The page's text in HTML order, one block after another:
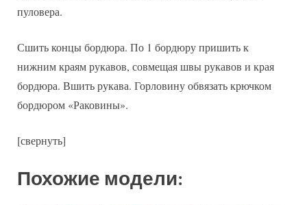
пуловера.
Сшить концы бордюра. По 1 бордюру пришить к
нижним краям рукавов, совмещая швы рукавов и края
бордюра. Вшить рукава. Горловину обвязать крючком
бордюром «Раковины».
[свернуть]
Похожие модели: